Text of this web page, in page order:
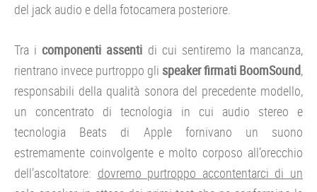
del jack audio e della fotocamera posteriore.
Tra i componenti assenti di cui sentiremo la mancanza,
rientrano invece purtroppo gli speaker firmati BoomSound,
responsabili della qualità sonora del precedente modello,
un concentrato di tecnologia in cui audio stereo e
tecnologia Beats di Apple fornivano un suono
estremamente coinvolgente e molto corposo all’orecchio
dell’ascoltatore: dovremo purtroppo accontentarci di un